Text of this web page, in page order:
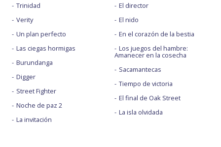
Trinidad
Verity
Un plan perfecto
Las ciegas hormigas
Burundanga
Digger
Street Fighter
Noche de paz 2
La invitación
El director
El nido
En el corazón de la bestia
Los juegos del hambre:
Amanecer en la cosecha
Sacamantecas
Tiempo de victoria
El final de Oak Street
La isla olvidada